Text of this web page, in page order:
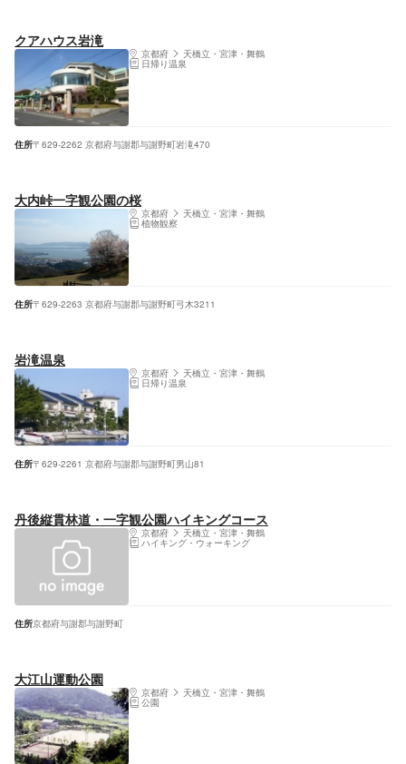
クアハウス岩滝
京都府 天橋立・宮津・舞鶴
日帰り温泉
住所〒629-2262 京都府与謝郡与謝野町岩滝470
大内峠一字観公園の桜
京都府 天橋立・宮津・舞鶴
植物観察
住所〒629-2263 京都府与謝郡与謝野町弓木3211
岩滝温泉
京都府 天橋立・宮津・舞鶴
日帰り温泉
住所〒629-2261 京都府与謝郡与謝野町男山81
丹後縦貫林道・一字観公園ハイキングコース
京都府 天橋立・宮津・舞鶴
ハイキング・ウォーキング
住所京都府与謝郡与謝野町
大江山運動公園
京都府 天橋立・宮津・舞鶴
公園